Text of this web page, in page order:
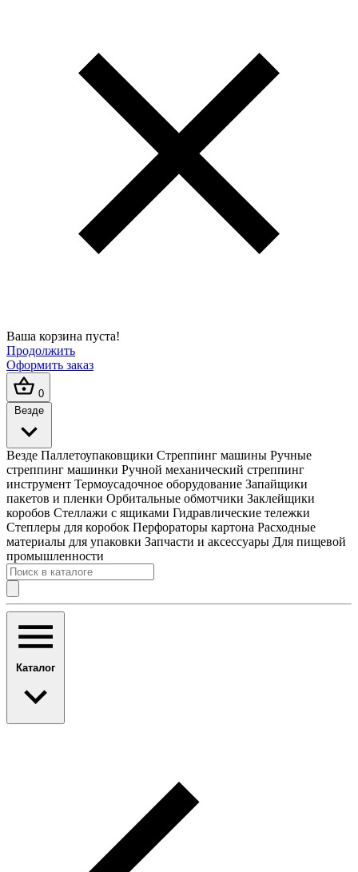
Ваша корзина пуста!
Продолжить
Оформить заказ
0
Везде
Везде Паллетоупаковщики Стреппинг машины Ручные
стреппинг машинки Ручной механический стреппинг
инструмент Термоусадочное оборудование Запайщики
пакетов и пленки Орбитальные обмотчики Заклейщики
коробов Стеллажи с ящиками Гидравлические тележки
Степлеры для коробок Перфораторы картона Расходные
материалы для упаковки Запчасти и аксессуары Для пищевой
промышленности
Каталог